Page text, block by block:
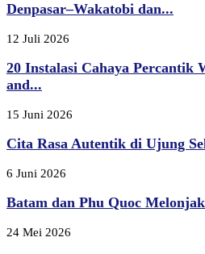
Denpasar–Wakatobi dan...
12 Juli 2026
20 Instalasi Cahaya Percantik
and...
15 Juni 2026
Cita Rasa Autentik di Ujung
6 Juni 2026
Batam dan Phu Quoc
24 Mei 2026